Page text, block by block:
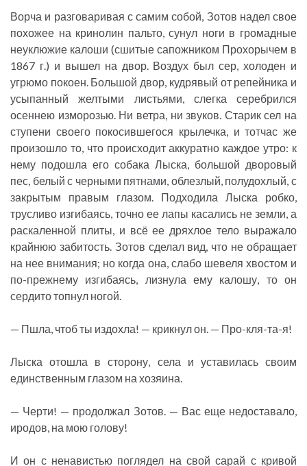
Ворча и разговаривая с самим собой, Зотов надел свое
похожее на кринолин пальто, сунул ноги в громадные
неуклюжие калоши (сшитые сапожником Прохорычем в
1867 г.) и вышел на двор. Воздух был сер, холоден и
угрюмо покоен. Большой двор, кудрявый от репейника и
усыпанный желтыми листьями, слегка серебрился
осеннею изморозью. Ни ветра, ни звуков. Старик сел на
ступени своего покосившегося крылечка, и тотчас же
произошло то, что происходит аккуратно каждое утро: к
нему подошла его собака Лыска, большой дворовый
пес, белый с черными пятнами, облезлый, полудохлый, с
закрытым правым глазом. Подходила Лыска робко,
трусливо изгибаясь, точно ее лапы касались не земли, а
раскаленной плиты, и всё ее дряхлое тело выражало
крайнюю забитость. Зотов сделал вид, что не обращает
на нее внимания; но когда она, слабо шевеля хвостом и
по-прежнему изгибаясь, лизнула ему калошу, то он
сердито топнул ногой.
— Пшла, чтоб ты издохла! — крикнул он. — Про-кля-та-я!
Лыска отошла в сторону, села и уставилась своим
единственным глазом на хозяина.
— Черти! — продолжал Зотов. — Вас еще недоставало,
иродов, на мою голову!
И он с ненавистью поглядел на свой сарай с кривой